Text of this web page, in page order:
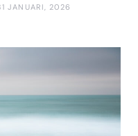
JANUARI, 2026